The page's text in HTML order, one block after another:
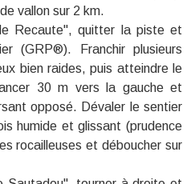
vallon sur 2 km.
Recaute'', quitter la piste et
(GRP®). Franchir plusieurs
bien raides, puis atteindre le
30 m vers la gauche et
opposé. Dévaler le sentier
humide et glissant (prudence
rocailleuses et déboucher sur